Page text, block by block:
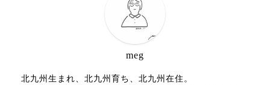
meg
北九州生まれ、北九州育ち、北九州在住。